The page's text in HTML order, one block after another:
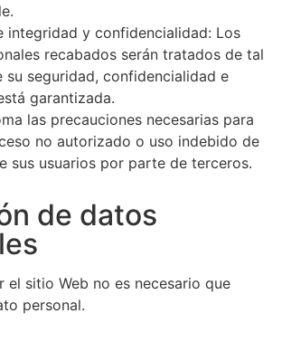
integridad y confidencialidad: Los
recabados serán tratados de tal
su seguridad, confidencialidad e
garantizada.
las precauciones necesarias para
no autorizado o uso indebido de
sus usuarios por parte de terceros.
de datos
el sitio Web no es necesario que
personal.